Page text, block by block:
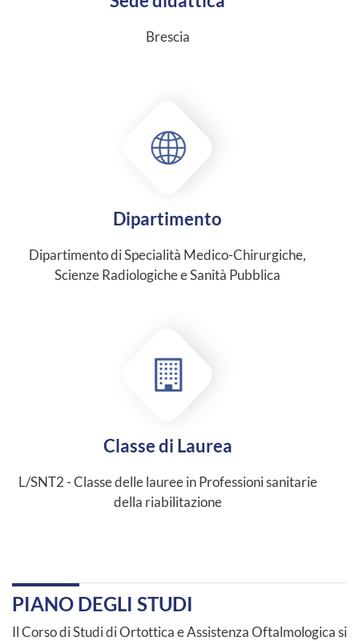
Brescia
Dipartimento
Dipartimento di Specialità Medico-Chirurgiche,
Scienze Radiologiche e Sanità Pubblica
Classe di Laurea
L/SNT2 - Classe delle lauree in Professioni sanitarie
della riabilitazione
PIANO DEGLI STUDI
Il Corso di Studi di Ortottica e Assistenza Oftalmologica si